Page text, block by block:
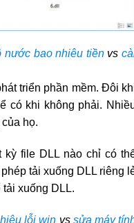
nước bao nhiêu tiềnvs
triển phần mềm. Đôi
có khi không phải.
họ.
kỳ file DLL nào chỉ có
tải xuống DLL riêng
xuống DLL.
lỗi win vs sửa máy